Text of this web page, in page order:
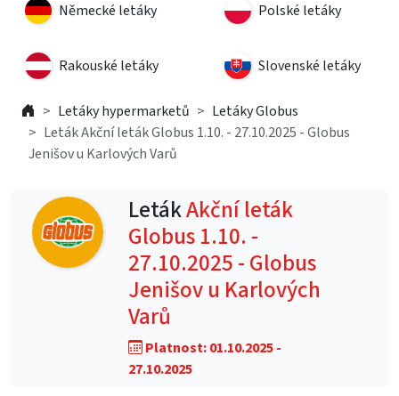
Německé letáky Polské letáky
Rakouské letáky Slovenské letáky
Letáky hypermarketů
Letáky Globus
Leták Akční leták Globus 1.10. - 27.10.2025 - Globus
Jenišov u Karlových Varů
LetákAkční leták
Globus 1.10. -
27.10.2025 - Globus
Jenišov u Karlových
Varů
Platnost: 01.10.2025 -
27.10.2025